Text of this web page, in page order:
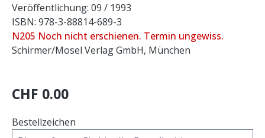
Veröffentlichung: 09 / 1993
ISBN: 978-3-88814-689-3
N205 Noch nicht erschienen. Termin ungewiss.
Schirmer/Mosel Verlag GmbH, München
CHF 0.00
Bestellzeichen